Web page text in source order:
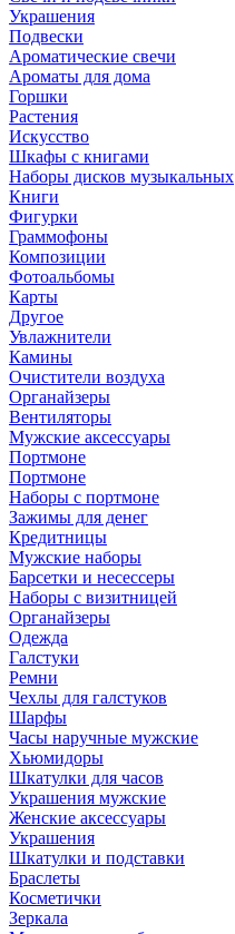
Украшения
Подвески
Ароматические свечи
Ароматы для дома
Горшки
Растения
Искусство
Шкафы с книгами
Наборы дисков музыкальных
Книги
Фигурки
Граммофоны
Композиции
Фотоальбомы
Карты
Другое
Увлажнители
Камины
Очистители воздуха
Органайзеры
Вентиляторы
Мужские аксессуары
Портмоне
Портмоне
Наборы с портмоне
Зажимы для денег
Кредитницы
Мужские наборы
Барсетки и несессеры
Наборы с визитницей
Органайзеры
Одежда
Галстуки
Ремни
Чехлы для галстуков
Шарфы
Часы наручные мужские
Хьюмидоры
Шкатулки для часов
Украшения мужские
Женские аксессуары
Украшения
Шкатулки и подставки
Браслеты
Косметички
Зеркала